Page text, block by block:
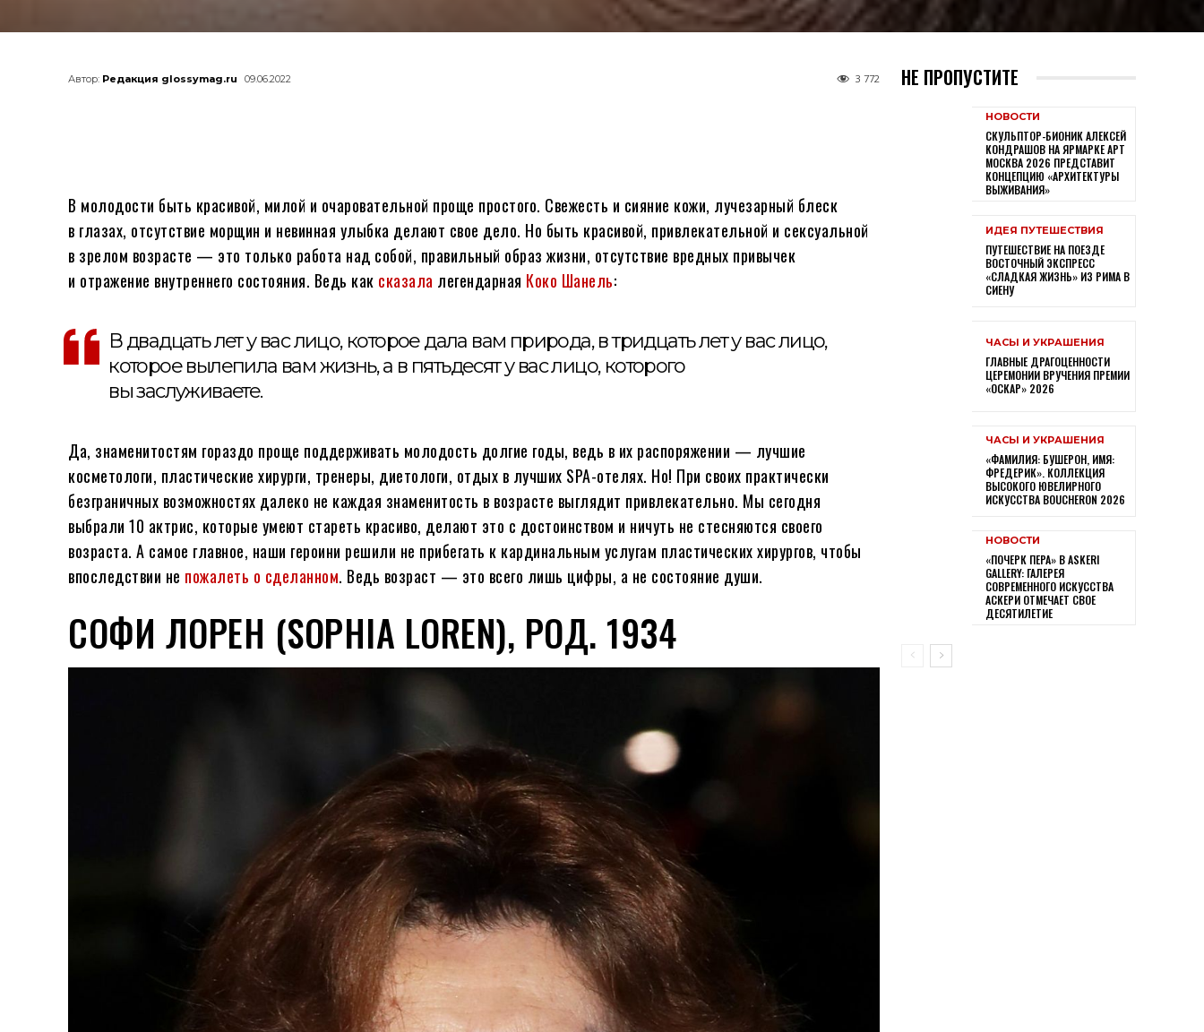
Автор: Редакция glossymag.ru 09.06.2022 3 772
В молодости быть красивой, милой и очаровательной проще простого. Свежесть и сияние кожи, лучезарный блеск
в глазах, отсутствие морщин и невинная улыбка делают свое дело. Но быть красивой, привлекательной и сексуальной
в зрелом возрасте — это только работа над собой, правильный образ жизни, отсутствие вредных привычек
и отражение внутреннего состояния. Ведь как сказала легендарная Коко Шанель:
В двадцать лет у вас лицо, которое дала вам природа, в тридцать лет у вас лицо,
которое вылепила вам жизнь, а в пятьдесят у вас лицо, которого
вы заслуживаете.
Да, знаменитостям гораздо проще поддерживать молодость долгие годы, ведь в их распоряжении — лучшие
косметологи, пластические хирурги, тренеры, диетологи, отдых в лучших SPA-отелях. Но! При своих практически
безграничных возможностях далеко не каждая знаменитость в возрасте выглядит привлекательно. Мы сегодня
выбрали 10 актрис, которые умеют стареть красиво, делают это с достоинством и ничуть не стесняются своего
возраста. А самое главное, наши героини решили не прибегать к кардинальным услугам пластических хирургов, чтобы
впоследствии не пожалеть о сделанном. Ведь возраст — это всего лишь цифры, а не состояние души.
СОФИ ЛОРЕН (SOPHIA LOREN), РОД. 1934
НЕ ПРОПУСТИТЕ
НОВОСТИ
СКУЛЬПТОР-БИОНИК АЛЕКСЕЙ
КОНДРАШОВ НА ЯРМАРКЕ АРТ
МОСКВА 2026 ПРЕДСТАВИТ
КОНЦЕПЦИЮ «АРХИТЕКТУРЫ
ВЫЖИВАНИЯ»
ИДЕЯ ПУТЕШЕСТВИЯ
ПУТЕШЕСТВИЕ НА ПОЕЗДЕ
ВОСТОЧНЫЙ ЭКСПРЕСС
«СЛАДКАЯ ЖИЗНЬ» ИЗ РИМА В
СИЕНУ
ЧАСЫ И УКРАШЕНИЯ
ГЛАВНЫЕ ДРАГОЦЕННОСТИ
ЦЕРЕМОНИИ ВРУЧЕНИЯ ПРЕМИИ
«ОСКАР» 2026
ЧАСЫ И УКРАШЕНИЯ
«ФАМИЛИЯ: БУШЕРОН, ИМЯ:
ФРЕДЕРИК». КОЛЛЕКЦИЯ
ВЫСОКОГО ЮВЕЛИРНОГО
ИСКУССТВА BOUCHERON 2026
НОВОСТИ
«ПОЧЕРК ПЕРА» В ASKERI
GALLERY: ГАЛЕРЕЯ
СОВРЕМЕННОГО ИСКУССТВА
АСКЕРИ ОТМЕЧАЕТ СВОЕ
ДЕСЯТИЛЕТИЕ